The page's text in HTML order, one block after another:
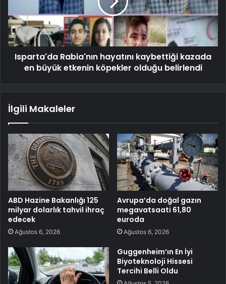
Isparta'da Rabia'nın hayatını kaybettiği kazada
en büyük etkenin köpekler olduğu belirlendi
İlgili Makaleler
ABD Hazine Bakanlığı 125
milyar dolarlık tahvil ihraç
edecek
Ağustos 6, 2026
Avrupa’da doğal gazın
megavatsaati 61,80
euroda
Ağustos 6, 2026
Guggenheim’ın En İyi
Biyoteknoloji Hissesi
Tercihi Belli Oldu